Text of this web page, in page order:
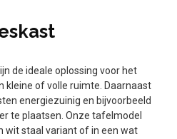
de ideale oplossing voor het
kleine of volle ruimte. Daarnaast
energiezuinig en bijvoorbeeld
te plaatsen. Onze tafelmodel
wit staal variant of in een wat